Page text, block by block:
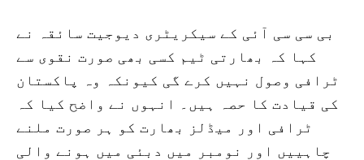
بی سی سی آئی کے سیکریٹری دیوجیت سائقہ نے
کہا کہ بھارتی ٹیم کسی بھی صورت نقوی سے
ٹرافی وصول نہیں کرے گی کیونکہ وہ پاکستان
کی قیادت کا حصہ ہیں۔ انہوں نے واضح کیا کہ
ٹرافی اور میڈلز بھارت کو ہر صورت ملنے
چاہییں اور نومبر میں دبئی میں ہونے والی